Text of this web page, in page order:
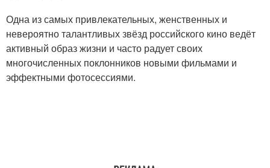
Одна из самых привлекательных, женственных и
невероятно талантливых звёзд российского кино ведёт
активный образ жизни и часто радует своих
многочисленных поклонников новыми фильмами и
эффектными фотосессиями.